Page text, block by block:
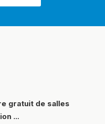
gratuit de salles
...